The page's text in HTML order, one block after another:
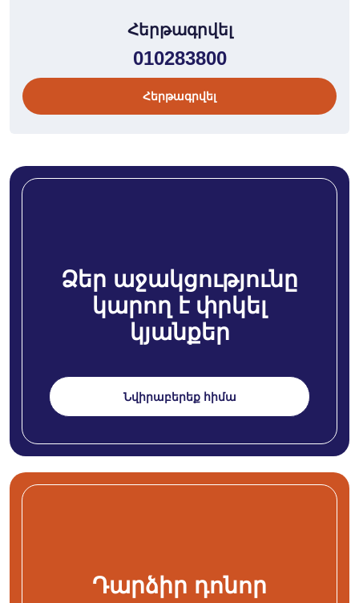
Հերթագրվել
010283800
Հերթագրվել
Ձեր աջակցությունը
կարող է փրկել
կյանքեր
Նվիրաբերեք հիմա
Դարձիր դոնոր